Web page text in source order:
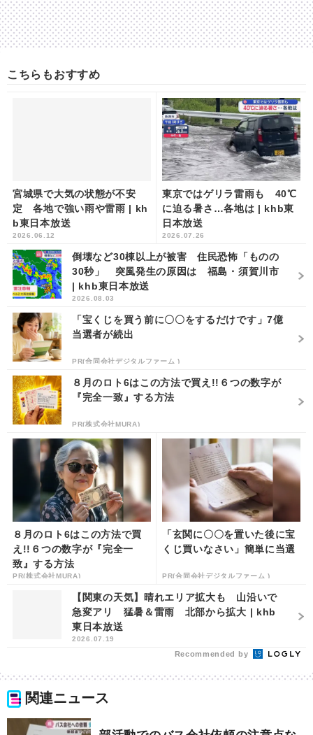
こちらもおすすめ
宮城県で大気の状態が不安
定 各地で強い雨や雷雨 | kh
b東日本放送
2026.06.12
東京ではゲリラ雷雨も 40℃
に迫る暑さ…各地は | khb東
日本放送
2026.07.26
倒壊など30棟以上が被害 住民恐怖「ものの
30秒」 突風発生の原因は 福島・須賀川市
| khb東日本放送
2026.08.03
「宝くじを買う前に〇〇をするだけです」7億
当選者が続出
PR(合同会社デジタルファーム )
８月のロト6はこの方法で買え!!６つの数字が
『完全一致』する方法
PR(株式会社MURA)
８月のロト6はこの方法で買
え!!６つの数字が『完全一
致』する方法
PR(株式会社MURA)
「玄関に〇〇を置いた後に宝
くじ買いなさい」簡単に当選
PR(合同会社デジタルファーム )
【関東の天気】晴れエリア拡大も 山沿いで
急変アリ 猛暑＆雷雨 北部から拡大 | khb
東日本放送
2026.07.19
Recommended by
関連ニュース